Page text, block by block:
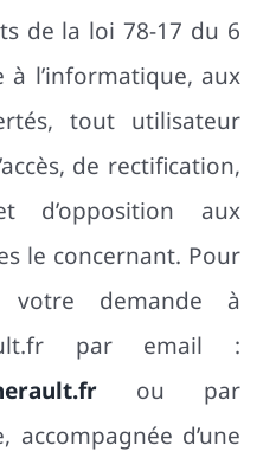
de la loi 78-17 du 6
l’informatique, aux
tout utilisateur
de rectification,
d’opposition aux
le concernant. Pour
votre demande à
par email :
ou par
d’une